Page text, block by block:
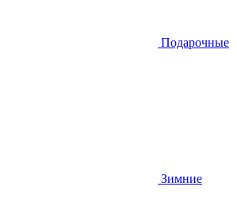
Подарочные
Зимние